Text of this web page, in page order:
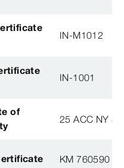
IN-M1012
IN-1001
of
25 ACC NY
KM 760590